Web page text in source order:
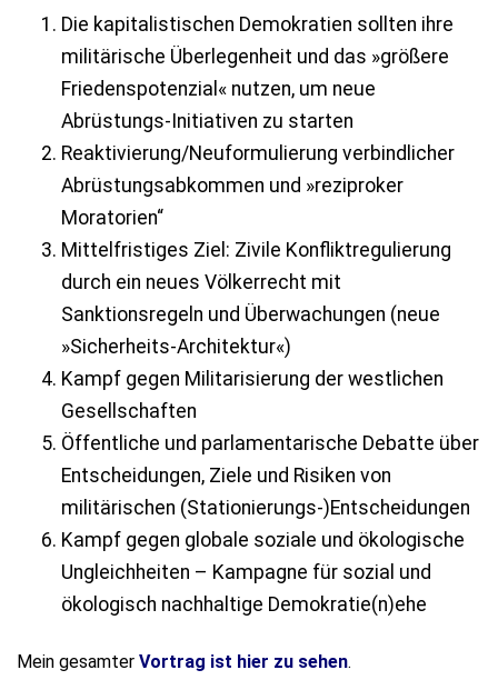
Die kapitalistischen Demokratien sollten ihre
militärische Überlegenheit und das »größere
Friedenspotenzial« nutzen, um neue
Abrüstungs-Initiativen zu starten
Reaktivierung/Neuformulierung verbindlicher
Abrüstungsabkommen und »reziproker
Moratorien“
Mittelfristiges Ziel: Zivile Konfliktregulierung
durch ein neues Völkerrecht mit
Sanktionsregeln und Überwachungen (neue
»Sicherheits-Architektur«)
Kampf gegen Militarisierung der westlichen
Gesellschaften
Öffentliche und parlamentarische Debatte über
Entscheidungen, Ziele und Risiken von
militärischen (Stationierungs-)Entscheidungen
Kampf gegen globale soziale und ökologische
Ungleichheiten – Kampagne für sozial und
ökologisch nachhaltige Demokratie(n)ehe
Mein gesamter Vortrag ist hier zu sehen.